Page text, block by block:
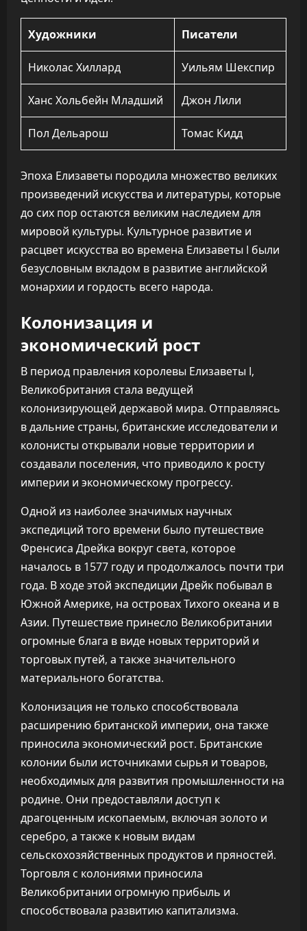
Художники Писатели
Николас Хиллард Уильям Шекспир
Ханс Хольбейн Младший Джон Лили
Пол Дельарош Томас Кидд
Эпоха Елизаветы породила множество великих
произведений искусства и литературы, которые
до сих пор остаются великим наследием для
мировой культуры. Культурное развитие и
расцвет искусства во времена Елизаветы I были
безусловным вкладом в развитие английской
монархии и гордость всего народа.
Колонизация и
экономический рост
В период правления королевы Елизаветы I,
Великобритания стала ведущей
колонизирующей державой мира. Отправляясь
в дальние страны, британские исследователи и
колонисты открывали новые территории и
создавали поселения, что приводило к росту
империи и экономическому прогрессу.
Одной из наиболее значимых научных
экспедиций того времени было путешествие
Френсиса Дрейка вокруг света, которое
началось в 1577 году и продолжалось почти три
года. В ходе этой экспедиции Дрейк побывал в
Южной Америке, на островах Тихого океана и в
Азии. Путешествие принесло Великобритании
огромные блага в виде новых территорий и
торговых путей, а также значительного
материального богатства.
Колонизация не только способствовала
расширению британской империи, она также
приносила экономический рост. Британские
колонии были источниками сырья и товаров,
необходимых для развития промышленности на
родине. Они предоставляли доступ к
драгоценным ископаемым, включая золото и
серебро, а также к новым видам
сельскохозяйственных продуктов и пряностей.
Торговля с колониями приносила
Великобритании огромную прибыль и
способствовала развитию капитализма.